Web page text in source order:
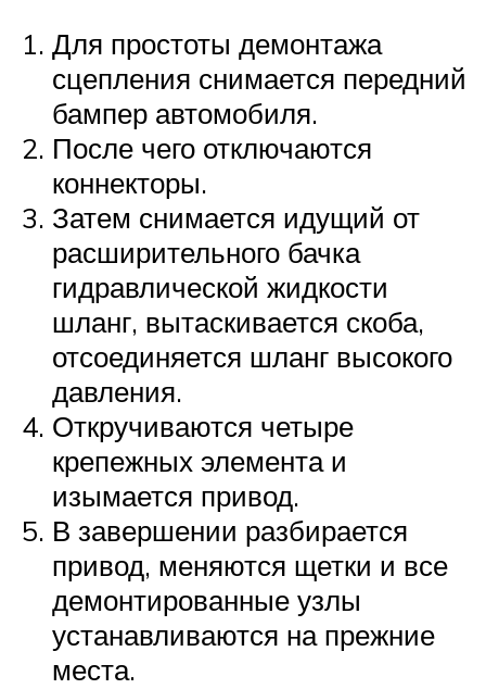
Для простоты демонтажа
сцепления снимается передний
бампер автомобиля.
После чего отключаются
коннекторы.
Затем снимается идущий от
расширительного бачка
гидравлической жидкости
шланг, вытаскивается скоба,
отсоединяется шланг высокого
давления.
Откручиваются четыре
крепежных элемента и
изымается привод.
В завершении разбирается
привод, меняются щетки и все
демонтированные узлы
устанавливаются на прежние
места.